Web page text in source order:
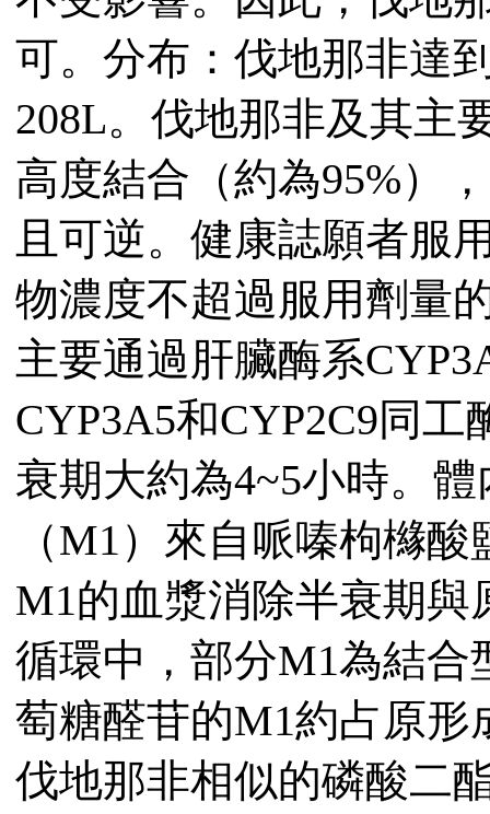
可。分布：伐地那非達
208L。伐地那非及其主
高度結合（約為95%）
且可逆。健康誌願者服
物濃度不超過服用劑量
主要通過肝臟酶系
CYP3A5和CYP2C9同
衰期大約為4~5小時。
（M1）來自哌嗪枸櫞
M1的血漿消除半衰期與
循環中，部分M1為結
萄糖醛苷的M1約占原形
伐地那非相似的磷酸二